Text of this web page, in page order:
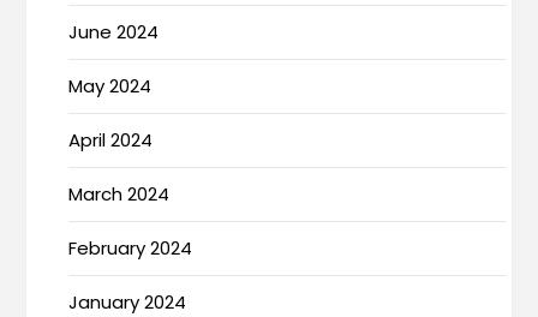
June 2024
May 2024
April 2024
March 2024
February 2024
January 2024